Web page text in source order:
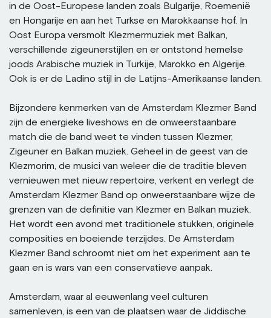
in de Oost-Europese landen zoals Bulgarije, Roemenië
en Hongarije en aan het Turkse en Marokkaanse hof. In
Oost Europa versmolt Klezmermuziek met Balkan,
verschillende zigeunerstijlen en er ontstond hemelse
joods Arabische muziek in Turkije, Marokko en Algerije.
Ook is er de Ladino stijl in de Latijns-Amerikaanse landen.
Bijzondere kenmerken van de Amsterdam Klezmer Band
zijn de energieke liveshows en de onweerstaanbare
match die de band weet te vinden tussen Klezmer,
Zigeuner en Balkan muziek. Geheel in de geest van de
Klezmorim, de musici van weleer die de traditie bleven
vernieuwen met nieuw repertoire, verkent en verlegt de
Amsterdam Klezmer Band op onweerstaanbare wijze de
grenzen van de definitie van Klezmer en Balkan muziek.
Het wordt een avond met traditionele stukken, originele
composities en boeiende terzijdes. De Amsterdam
Klezmer Band schroomt niet om het experiment aan te
gaan en is wars van een conservatieve aanpak.
Amsterdam, waar al eeuwenlang veel culturen
samenleven, is een van de plaatsen waar de Jiddische